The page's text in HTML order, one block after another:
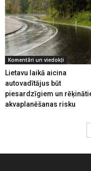
Komentāri un viedokļi
Lietavu laikā aicina
autovadītājus būt
piesardzīgiem un
akvaplanēšanas risku